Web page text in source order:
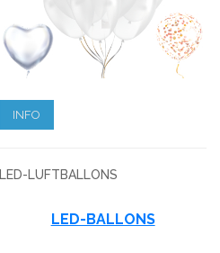
INFO
LED-LUFTBALLONS
LED-BALLONS